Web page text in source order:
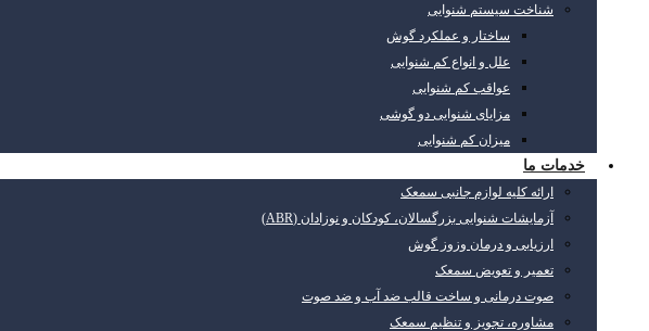
شناخت سیستم شنوایی
ساختار و عملکرد گوش
علل و انواع کم شنوایی
عواقب کم شنوایی
مزایای شنوایی دو گوشی
میزان کم شنوایی
خدمات ما
ارائه کلیه لوازم جانبی سمعک
آزمایشات شنوایی بزرگسالان، کودکان و نوزادان (ABR)
ارزیابی و درمان وزوز گوش
تعمیر و تعویض سمعک
صوت درمانی و ساخت قالب ضد آب و ضد صوت
مشاوره، تجویز و تنظیم سمعک